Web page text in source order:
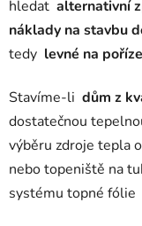
hledat alternativní
náklady na stavbu
tedy levné na
Stavíme-li dům z
dostatečnou
výběru zdroje tepla
nebo topeniště na
systému topné fólie